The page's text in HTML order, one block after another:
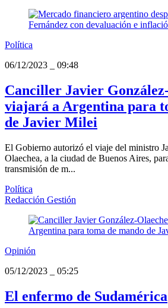
Política
06/12/2023
09:48
Canciller Javier
viajará a Argentina para
de Javier Milei
El Gobierno autorizó el viaje del ministro
Olaechea, a la ciudad de Buenos Aires,
transmisión de m...
Política
Redacción Gestión
Opinión
05/12/2023
05:25
El enfermo de Sudamérica